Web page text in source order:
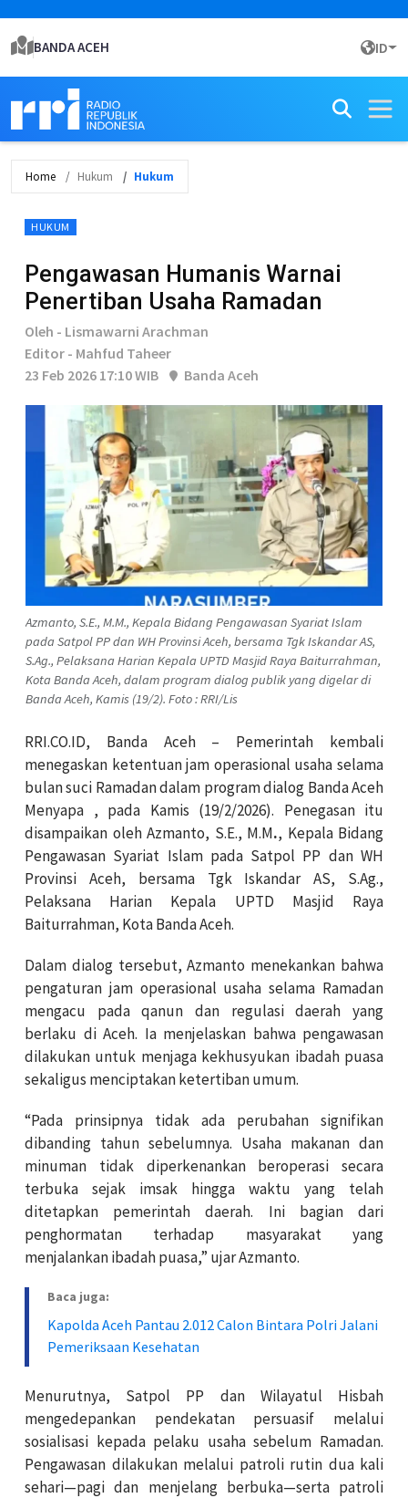
BANDA ACEH ID
Home Hukum Hukum
HUKUM
Pengawasan Humanis Warnai
Penertiban Usaha Ramadan
Oleh - Lismawarni Arachman
Editor - Mahfud Taheer
23 Feb 2026 17:10 WIB
Banda Aceh
Azmanto, S.E., M.M., Kepala Bidang Pengawasan Syariat Islam
pada Satpol PP dan WH Provinsi Aceh, bersama Tgk Iskandar AS,
S.Ag., Pelaksana Harian Kepala UPTD Masjid Raya Baiturrahman,
Kota Banda Aceh, dalam program dialog publik yang digelar di
Banda Aceh, Kamis (19/2). Foto : RRI/Lis
RRI.CO.ID, Banda Aceh – Pemerintah kembali
menegaskan ketentuan jam operasional usaha selama
bulan suci Ramadan dalam program dialog Banda Aceh
Menyapa , pada Kamis (19/2/2026). Penegasan itu
disampaikan oleh Azmanto, S.E., M.M., Kepala Bidang
Pengawasan Syariat Islam pada Satpol PP dan WH
Provinsi Aceh, bersama Tgk Iskandar AS, S.Ag.,
Pelaksana Harian Kepala UPTD Masjid Raya
Baiturrahman, Kota Banda Aceh.
Dalam dialog tersebut, Azmanto menekankan bahwa
pengaturan jam operasional usaha selama Ramadan
mengacu pada qanun dan regulasi daerah yang
berlaku di Aceh. Ia menjelaskan bahwa pengawasan
dilakukan untuk menjaga kekhusyukan ibadah puasa
sekaligus menciptakan ketertiban umum.
“Pada prinsipnya tidak ada perubahan signifikan
dibanding tahun sebelumnya. Usaha makanan dan
minuman tidak diperkenankan beroperasi secara
terbuka sejak imsak hingga waktu yang telah
ditetapkan pemerintah daerah. Ini bagian dari
penghormatan terhadap masyarakat yang
menjalankan ibadah puasa,” ujar Azmanto.
Baca juga:
Kapolda Aceh Pantau 2.012 Calon Bintara Polri Jalani
Pemeriksaan Kesehatan
Menurutnya, Satpol PP dan Wilayatul Hisbah
mengedepankan pendekatan persuasif melalui
sosialisasi kepada pelaku usaha sebelum Ramadan.
Pengawasan dilakukan melalui patroli rutin dua kali
sehari—pagi dan menjelang berbuka—serta patroli